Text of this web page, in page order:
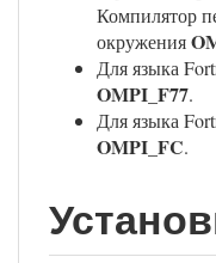
Компилятор
окружения
Для языка
OMPI_F77.
Для языка
OMPI_FC.